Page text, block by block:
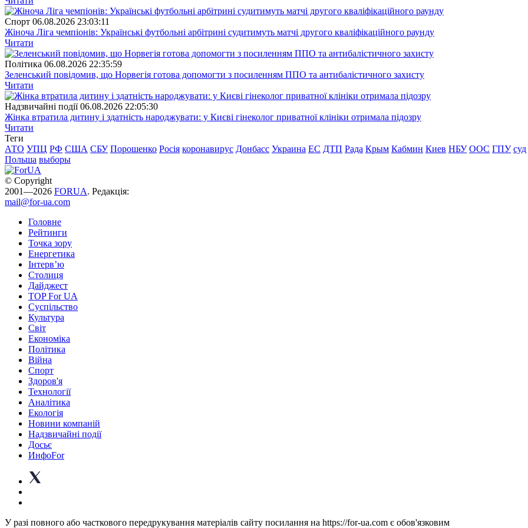
Спорт 06.08.2026 23:03:11
Жіноча Ліга чемпіонів: Українські футбольні арбітрині судитимуть матчі другого кваліфікаційного раунду
Читати
Полiтика 06.08.2026 22:35:59
Зеленський повідомив, що Норвегія готова допомогти з посиленням ППО та антибалістичного захисту
Читати
Надзвичайні події 06.08.2026 22:05:30
Жінка втратила дитину і здатність народжувати: у Києві гінеколог приватної клініки отримала підозру
Читати
Теги
АТО УПЦ РФ США СБУ Порошенко Росія коронавирус Донбасс Украина ЕС ДТП Рада Крым Кабмин Киев НБУ ООС ГПУ суд
Польша выборы
© Copyright
2001—2026 FORUA. Редакція:
mail@for-ua.com
Головне
Рейтинги
Точка зору
Енергетика
Інтерв’ю
Столиця
Дайджест
TOP For UA
Суспiльство
Культура
Світ
Економіка
Політика
Війна
Спорт
Здоров'я
Технології
Аналітика
Екологія
Новини компаній
Надзвичайні події
Досьє
ИнфоFor
У разі повного або часткового передрукування матеріалів сайту посилання на https://for-ua.com є обов'язковим